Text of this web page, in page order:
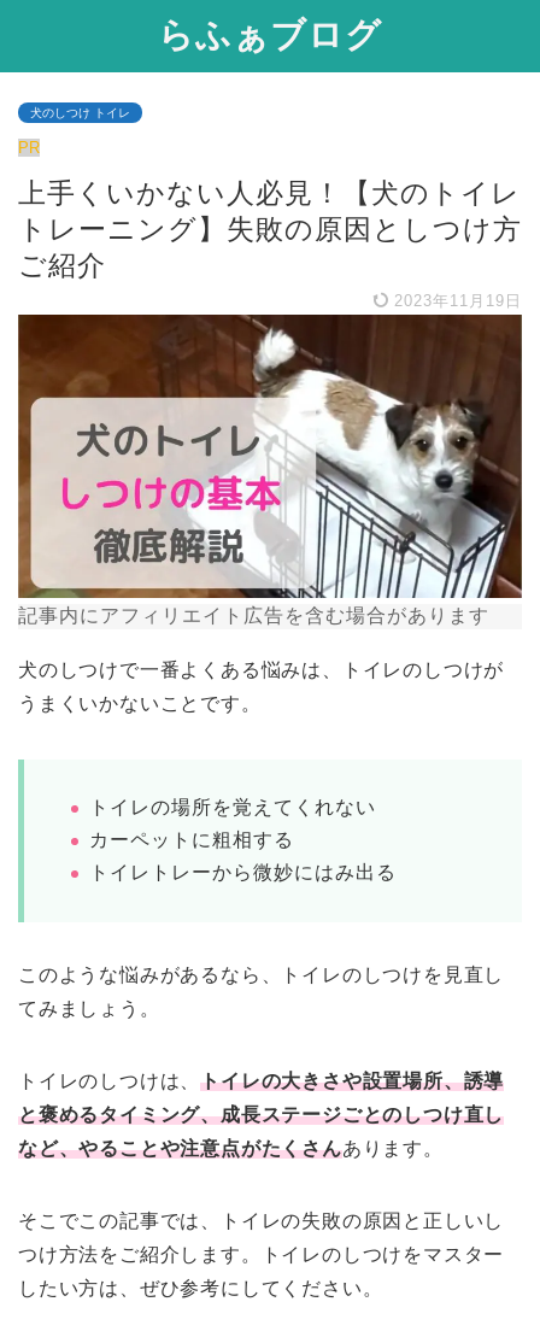
らふぁブログ
犬のしつけ トイレ
PR
上手くいかない人必見！【犬のトイレ
トレーニング】失敗の原因としつけ方
ご紹介
2023年11月19日
記事内にアフィリエイト広告を含む場合があります
犬のしつけで一番よくある悩みは、トイレのしつけが
うまくいかないことです。
トイレの場所を覚えてくれない
カーペットに粗相する
トイレトレーから微妙にはみ出る
このような悩みがあるなら、トイレのしつけを見直し
てみましょう。
トイレのしつけは、トイレの大きさや設置場所、誘導
と褒めるタイミング、成長ステージごとのしつけ直し
など、やることや注意点がたくさんあります。
そこでこの記事では、トイレの失敗の原因と正しいし
つけ方法をご紹介します。トイレのしつけをマスター
したい方は、ぜひ参考にしてください。